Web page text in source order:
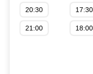
20:30
21:00
17:30
18:00